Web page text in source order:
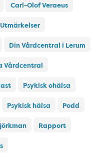
Carl-Olof Veraeus
Utmärkelser
Din Vårdcentral i Lerum
Vårdcentral
Psykisk ohälsa
Psykisk hälsa Podd
Rapport